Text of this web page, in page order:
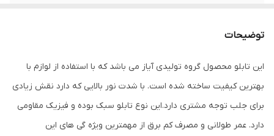
توضیحات
این تابلو محصول گروه تولیدی آیاز می باشد که با استفاده از لوازم با
بهترین کیفیت ساخته شده است. با شدت نور بالایی که دارد نقش زیادی
برای جلب توجه مشتری دارد.این نوع تابلو سبک بوده و فیزیک مقاومی
دارد. عمر طولانی و مصرف کم برق از مهمترین ویژه گی های این